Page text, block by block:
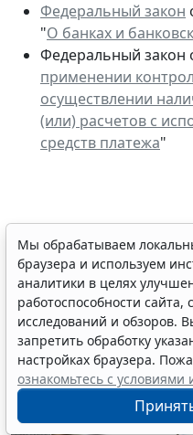
Федеральный закон
"О банках и
Федеральный закон
применении
осуществлении
(или) расчетов с
средств платежа"
Суд обязал
договор при
приеме
6 августа 2026 18:38
Мы обрабатываем
браузера и используем
аналитики в целях
работоспособности сайта,
исследований и обзоров.
запретить обработку
настройках браузера.
ознакомьтесь с условиями